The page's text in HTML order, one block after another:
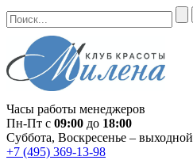
Часы работы менеджеров
Пн-Пт с 09:00 до 18:00
Суббота, Воскресенье – выходной
+7 (495) 369-13-98